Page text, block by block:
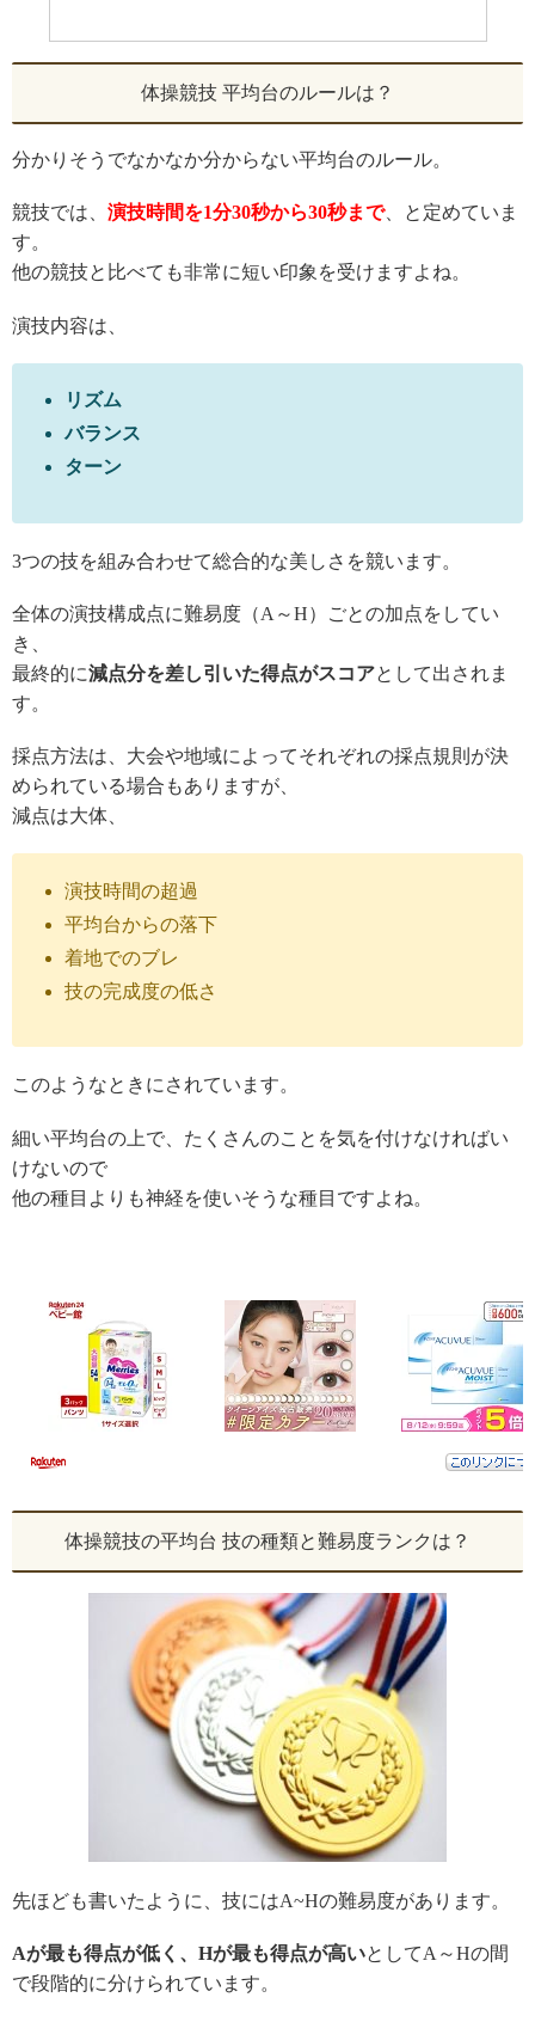
体操競技 平均台のルールは？
分かりそうでなかなか分からない平均台のルール。
競技では、 演技時間を1分30秒から30秒まで、
と定めていま
す。
他の競技と比べても非常に短い印象を受けますよね。
演技内容は、
リズム
バランス
ターン
3つの技を組み合わせて総合的な美しさを競います。
全体の演技構成点に難易度 （A ～H） ごとの加点をしてい
き
最終的に減点分を差し引いた得点がスコアとして出されま
す。
採点方法は、大会や地域によ ってそれぞれの採点規則が決
められている場合もあ りま すが、
減点は大体、
演技時間の超過
平均台からの落下
着地でのブレ
技の完成度の低さ
このようなとき にされています。
細い平均台の上で、たくさんのことを気を付けなければい
けないので
他の種目よりも神経を使いそうな種目 ですよね。
体操競技の平均台 技の種類と難易度ランクは？
先ほども書いたように、技にはA~Hの難易度があります。
Aが最も得点が低く、 Hが最も得点が高いと してA ～Hの間
で段階的に分けられています。